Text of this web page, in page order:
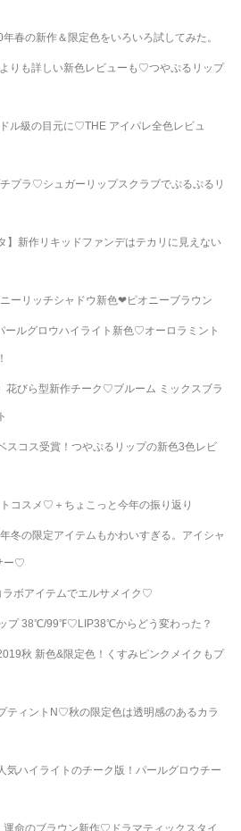
年春の新作＆限定色をいろいろ試してみた。
よりも詳しい新色レビューも♡つやぷるリップ
ドル級の目元に♡THE アイパレ全色レビュ
チプラ♡シュガーリップスクラブでぷるぷるリ
】新作リキッドファンデはテカリに見えない
ニーリッチシャドウ新色❤︎ピオニーブラウン
ールグロウハイライト新色♡オーロラミント
花びら型新作チーク♡ブルーム ミックスブラ
スコス受賞！つやぷるリップの新色3色レビ
コスメ♡＋ちょこっと今年の振り返り
冬の限定アイテムもかわいすぎる。アイシャ
ー♡
ラボアイテムでエルサメイク♡
ップ 38℃/99℉♡LIP38℃からどう変わった？
秋 新色&限定色！くすみピンクメイクもプ
ティントN♡秋の限定色は透明感のあるカラ
気ハイライトのチーク版！パールグロウチー
運命のブラウン新作♡ドラマティックスタイ